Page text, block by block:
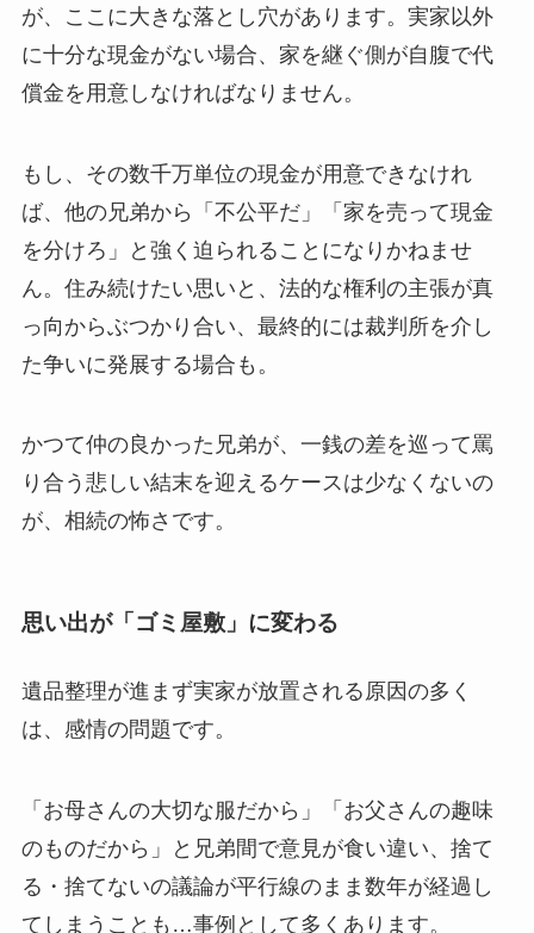
が、ここに大きな落とし穴があります。実家以外
に十分な現金がない場合、家を継ぐ側が自腹で代
償金を用意しなければなりません。
もし、その数千万単位の現金が用意できなけれ
ば、他の兄弟から「不公平だ」「家を売って現金
を分けろ」と強く迫られることになりかねませ
ん。住み続けたい思いと、法的な権利の主張が真
っ向からぶつかり合い、最終的には裁判所を介し
た争いに発展する場合も。
かつて仲の良かった兄弟が、一銭の差を巡って罵
り合う悲しい結末を迎えるケースは少なくないの
が、相続の怖さです。
思い出が「ゴミ屋敷」に変わる
遺品整理が進まず実家が放置される原因の多く
は、感情の問題です。
「お母さんの大切な服だから」「お父さんの趣味
のものだから」と兄弟間で意見が食い違い、捨て
る・捨てないの議論が平行線のまま数年が経過し
てしまうことも…事例として多くあります。